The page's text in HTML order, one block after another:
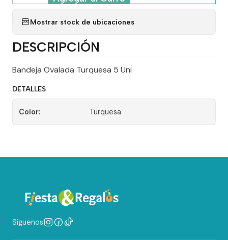
Mostrar stock de ubicaciones
DESCRIPCIÓN
Bandeja Ovalada Turquesa 5 Uni
DETALLES
Color: Turquesa
Síguenos